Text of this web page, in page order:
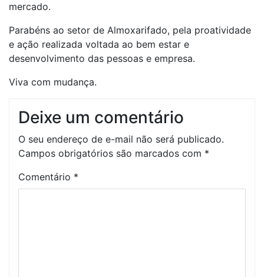
mercado.
Parabéns ao setor de Almoxarifado, pela proatividade
e ação realizada voltada ao bem estar e
desenvolvimento das pessoas e empresa.
Viva com mudança.
Deixe um comentário
O seu endereço de e-mail não será publicado.
Campos obrigatórios são marcados com *
Comentário *